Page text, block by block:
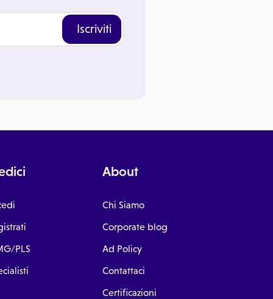
Iscriviti
PLS
About
Chi Siamo
Corporate blog
Ad Policy
Contattaci
Certificazioni